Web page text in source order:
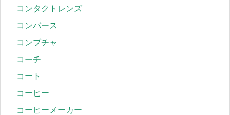
コンタクトレンズ
コンバース
コンブチャ
コーチ
コート
コーヒー
コーヒーメーカー